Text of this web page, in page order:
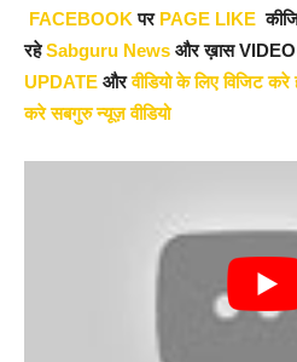
FACEBOOKपर PAGE LIKE
रहेSabguru News और ख़ास
UPDATE औरवीडियो के लिए विजिट
करे सबगुरु न्यूज़ वीडियो